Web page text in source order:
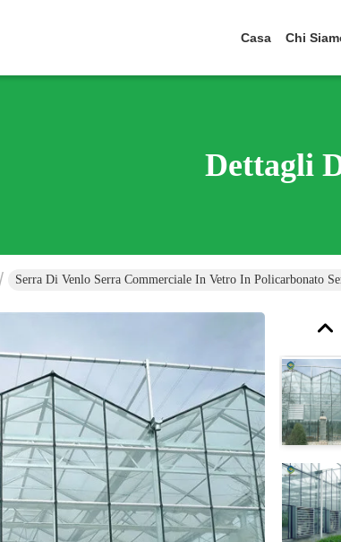
Casa Chi
Dettagli
Serra Di Venlo Serra Commerciale In Vetro In Policarbonato